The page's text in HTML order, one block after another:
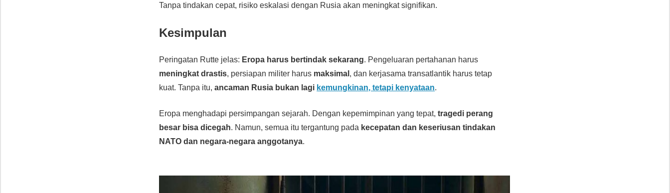
Tanpa tindakan cepat, risiko eskalasi dengan Rusia akan meningkat signifikan.
Kesimpulan
Peringatan Rutte jelas: Eropa harus bertindak sekarang. Pengeluaran pertahanan harus
meningkat drastis, persiapan militer harus maksimal , dan kerjasama transatlantik harus tetap
kuat. Tanpa itu,ancaman Rusia bukan lagi kemungkinan, tetapi kenyataan.
Eropa menghadapi persimpangan sejarah. Dengan kepemimpinan yang tepat,tragedi perang
besar bisa dicegah. Namun, semua itu tergantung pada kecepatan dan keseriusan tindakan
NATO dan negara-negara anggotanya.